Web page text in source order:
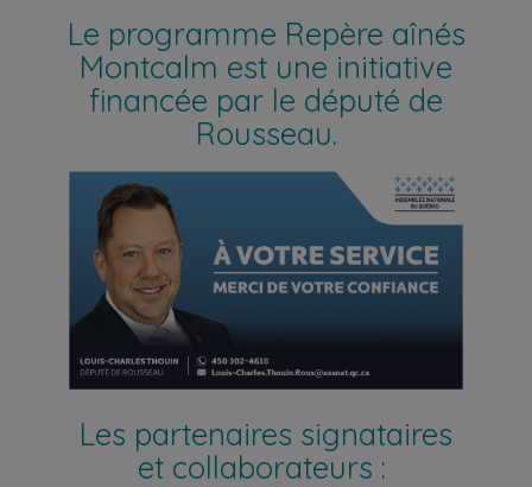
Le programme Repère aînés
Montcalm est une initiative
financée par le député de
Rousseau.
Les partenaires signataires
et collaborateurs :